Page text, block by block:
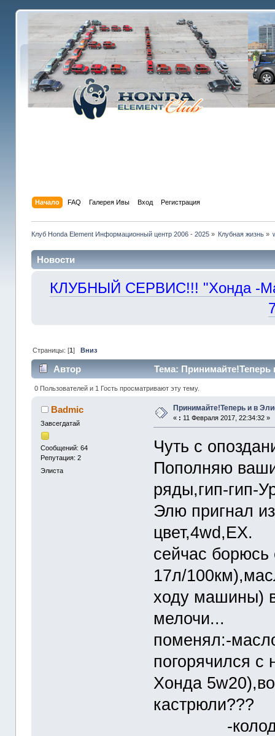
Начало FAQ Галерея Ивы Вход Регистрация
Клуб Honda Element Информационный центр 2006 - 2025» Клубная жизнь »
Новости
КЛУБНЫЙ СЕРВИС!!! "Хонда -
Страницы: [1] Вниз
Автор Тема: Принимайте!Теперь
0 Пользователей и 1 Гость просматривают эту тему.
Badmic
Завсегдатай
Сообщений: 64
Репутация: 2
Элиста
Принимайте!Теперь и в
« : 11 Февраля 2017, 22:34:32 »
Чуть с
Пополняю
ряды,гип-гип-
Элю пригнал
цвет,4wd,EX.
сейчас борюсь
17л/
ходу машины)
мелочи...
поменял:-
погорячился с
Хонда
кастрюли???
-колодки